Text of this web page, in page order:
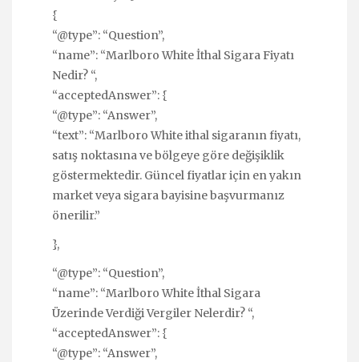
{
“@type”: “Question”,
“name”: “Marlboro White İthal Sigara Fiyatı
Nedir? “,
“acceptedAnswer”: {
“@type”: “Answer”,
“text”: “Marlboro White ithal sigaranın fiyatı,
satış noktasına ve bölgeye göre değişiklik
göstermektedir. Güncel fiyatlar için en yakın
market veya sigara bayisine başvurmanız
önerilir.”
},
“@type”: “Question”,
“name”: “Marlboro White İthal Sigara
Üzerinde Verdiği Vergiler Nelerdir? “,
“acceptedAnswer”: {
“@type”: “Answer”,